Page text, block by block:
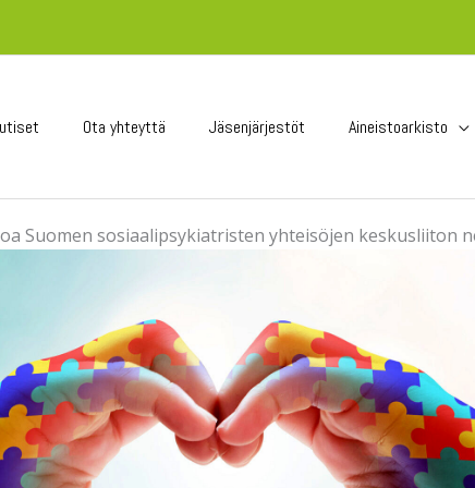
Ota yhteyttä Jäsenjärjestöt Aineistoarkisto
Suomen sosiaalipsykiatristen yhteisöjen keskusliiton